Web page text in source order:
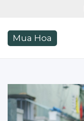
Mua Hoa